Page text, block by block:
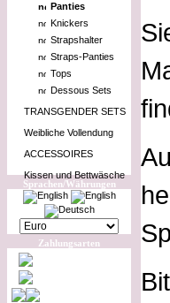
Panties
Knickers
Strapshalter
Straps-Panties
Tops
Dessous Sets
TRANSGENDER SETS
Weibliche Vollendung
ACCESSOIRES
Kissen und Bettwäsche
Sprachen/Währungen
Zahlungsarten